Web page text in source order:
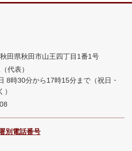
田県秋田市山王四丁目1番1号
代表）
8時30分から17時15分まで （祝日・
別電話番号